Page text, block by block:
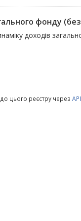
фонду
доходів
цього реєстру через API